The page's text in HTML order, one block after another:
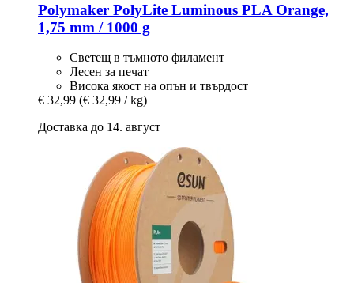
Polymaker PolyLite Luminous PLA Orange,
1,75 mm / 1000 g
Светещ в тъмното филамент
Лесен за печат
Висока якост на опън и твърдост
€ 32,99 (€ 32,99 / kg)
Доставка до 14. август